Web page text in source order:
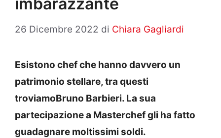
26 Dicembre 2022 di Chiara Gagliardi
Esistono chef che hanno davvero un
patrimonio stellare, tra questi
troviamoBruno Barbieri. La sua
partecipazione a Masterchef gli ha fatto
guadagnare moltissimi soldi.